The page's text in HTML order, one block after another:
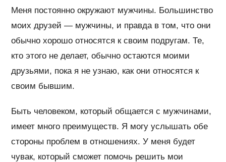
Меня постоянно окружают мужчины. Большинство
моих друзей — мужчины, и правда в том, что они
обычно хорошо относятся к своим подругам. Те,
кто этого не делает, обычно остаются моими
друзьями, пока я не узнаю, как они относятся к
своим бывшим.
Быть человеком, который общается с мужчинами,
имеет много преимуществ. Я могу услышать обе
стороны проблем в отношениях. У меня будет
чувак, который сможет помочь решить мои